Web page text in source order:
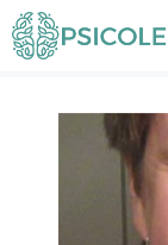
Saltar
al